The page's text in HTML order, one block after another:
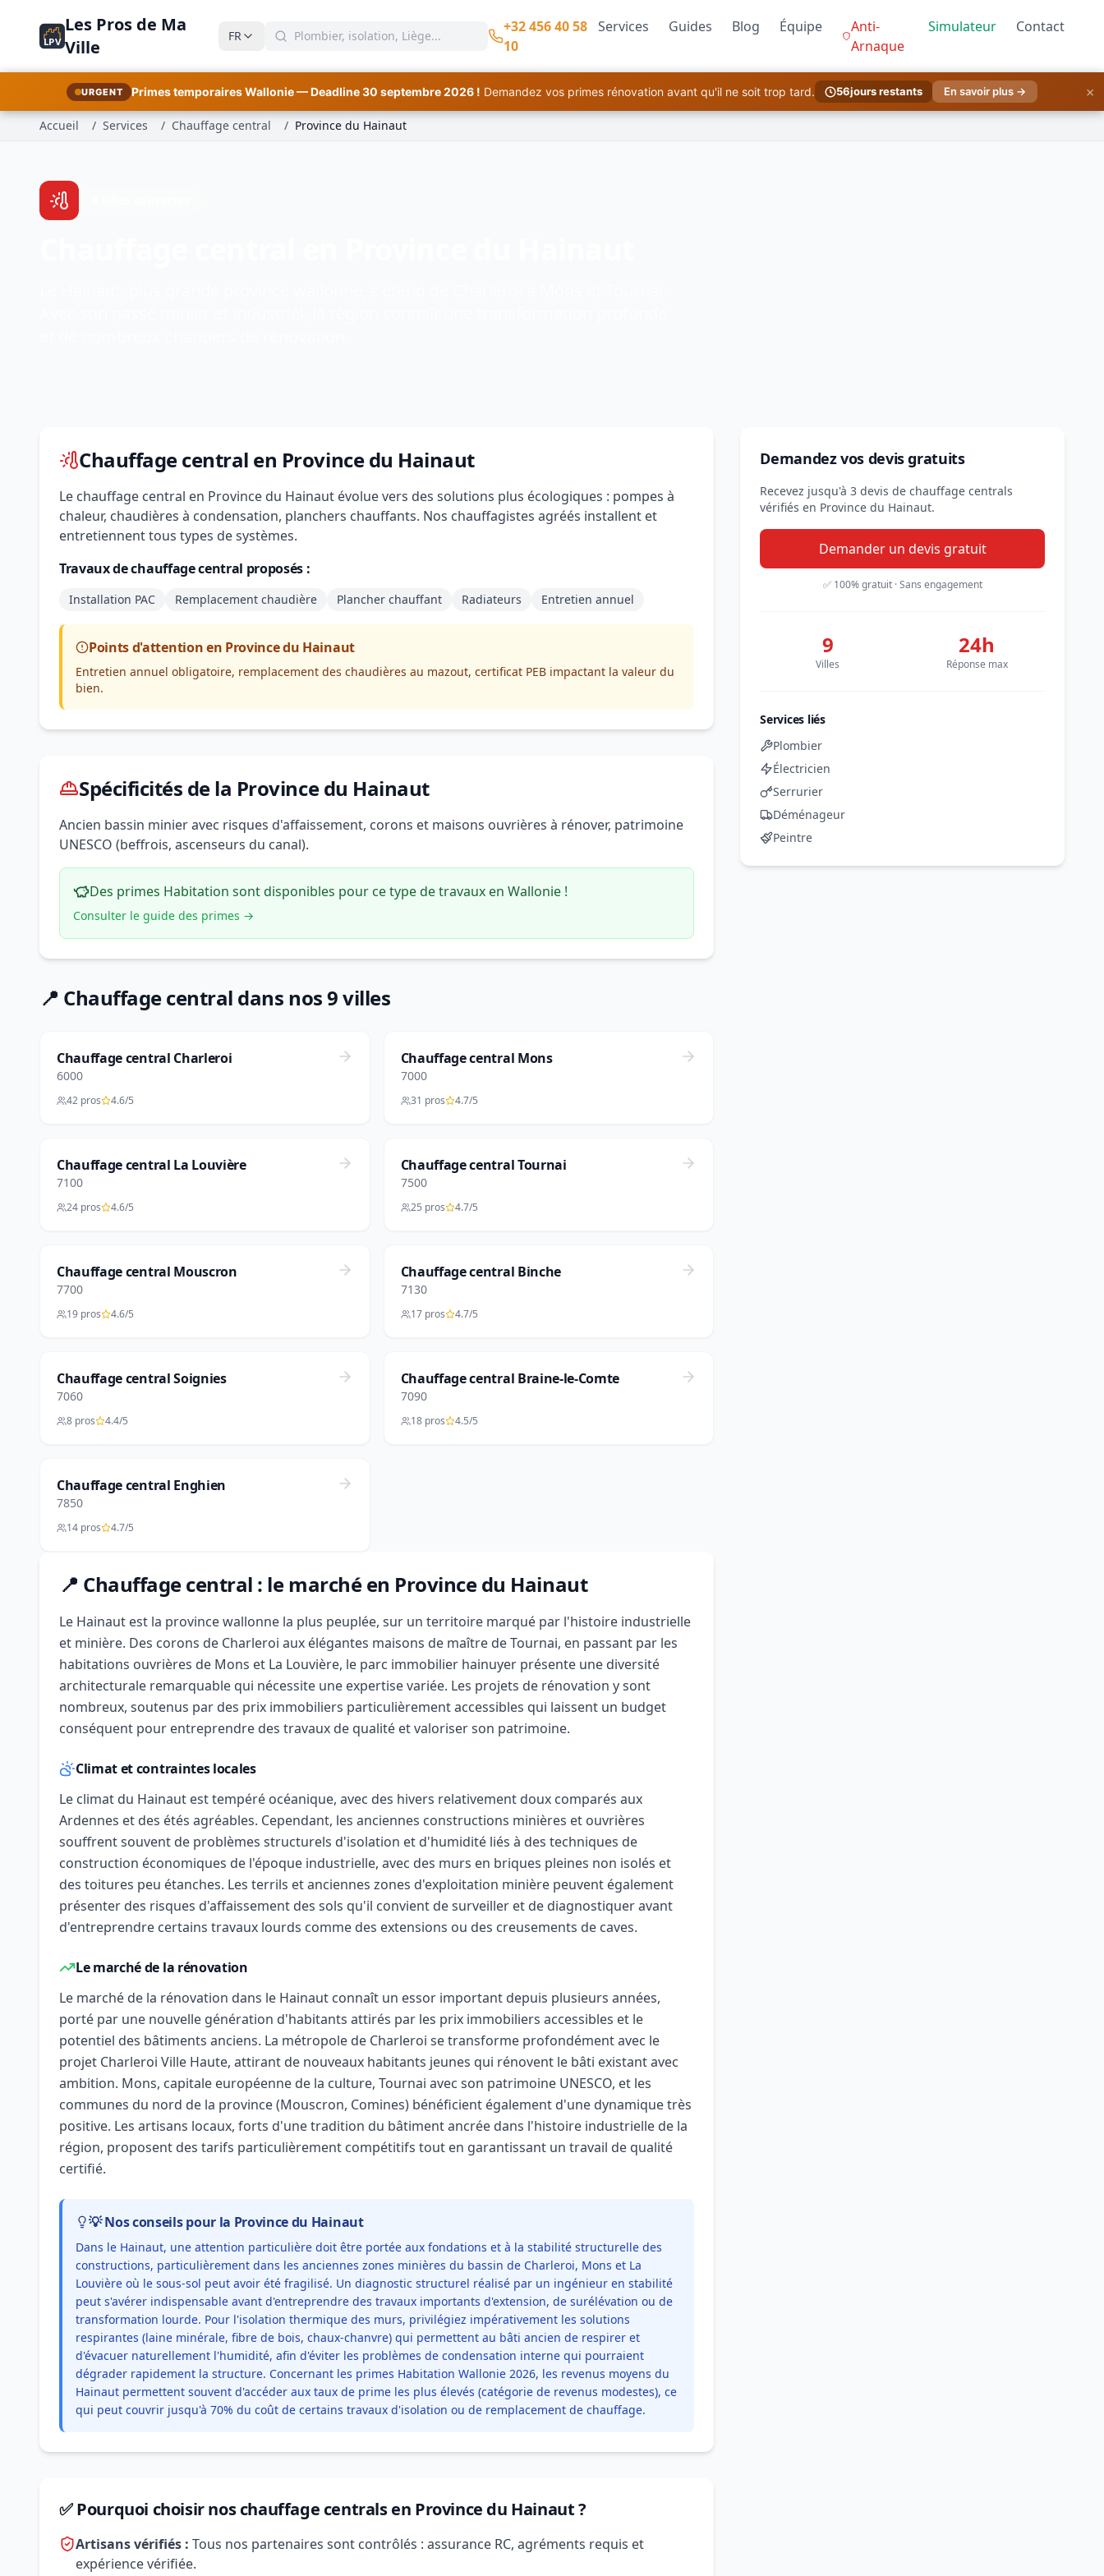
LPV
Les Pros de Ma
Ville
FR
+32 456 40 58
10
Services Guides Blog Équipe
Anti-
Arnaque
Simulateur Contact
URGENT Primes temporaires Wallonie — Deadline 30 septembre 2026 ! Demandez vos primes rénovation avant qu'il ne soit trop tard. 56jours restants En savoir plus → ×
Accueil / Services / Chauffage central / Province du Hainaut
Chauffage central en Province du Hainaut
Le chauffage central en Province du Hainaut évolue vers des solutions plus écologiques : pompes à
chaleur, chaudières à condensation, planchers chauffants. Nos chauffagistes agréés installent et
entretiennent tous types de systèmes.
Travaux de chauffage central proposés :
Installation PAC Remplacement chaudière Plancher chauffant Radiateurs Entretien annuel
Points d'attention en Province du Hainaut
Entretien annuel obligatoire, remplacement des chaudières au mazout, certificat PEB impactant la valeur du
bien.
Spécificités de la Province du Hainaut
Ancien bassin minier avec risques d'affaissement, corons et maisons ouvrières à rénover, patrimoine
UNESCO (beffrois, ascenseurs du canal).
Des primes Habitation sont disponibles pour ce type de travaux en Wallonie !
Consulter le guide des primes →
📍 Chauffage central dans nos 9 villes
Chauffage central Charleroi
6000
42 pros 4.6/5
Chauffage central Mons
7000
31 pros 4.7/5
Chauffage central La Louvière
7100
24 pros 4.6/5
Chauffage central Tournai
7500
25 pros 4.7/5
Chauffage central Mouscron
7700
19 pros 4.6/5
Chauffage central Binche
7130
17 pros 4.7/5
Chauffage central Soignies
7060
8 pros 4.4/5
Chauffage central Braine-le-Comte
7090
18 pros 4.5/5
Chauffage central Enghien
7850
14 pros 4.7/5
📍 Chauffage central : le marché en Province du Hainaut
Le Hainaut est la province wallonne la plus peuplée, sur un territoire marqué par l'histoire industrielle
et minière. Des corons de Charleroi aux élégantes maisons de maître de Tournai, en passant par les
habitations ouvrières de Mons et La Louvière, le parc immobilier hainuyer présente une diversité
architecturale remarquable qui nécessite une expertise variée. Les projets de rénovation y sont
nombreux, soutenus par des prix immobiliers particulièrement accessibles qui laissent un budget
conséquent pour entreprendre des travaux de qualité et valoriser son patrimoine.
Climat et contraintes locales
Le climat du Hainaut est tempéré océanique, avec des hivers relativement doux comparés aux
Ardennes et des étés agréables. Cependant, les anciennes constructions minières et ouvrières
souffrent souvent de problèmes structurels d'isolation et d'humidité liés à des techniques de
construction économiques de l'époque industrielle, avec des murs en briques pleines non isolés et
des toitures peu étanches. Les terrils et anciennes zones d'exploitation minière peuvent également
présenter des risques d'affaissement des sols qu'il convient de surveiller et de diagnostiquer avant
d'entreprendre certains travaux lourds comme des extensions ou des creusements de caves.
Le marché de la rénovation
Le marché de la rénovation dans le Hainaut connaît un essor important depuis plusieurs années,
porté par une nouvelle génération d'habitants attirés par les prix immobiliers accessibles et le
potentiel des bâtiments anciens. La métropole de Charleroi se transforme profondément avec le
projet Charleroi Ville Haute, attirant de nouveaux habitants jeunes qui rénovent le bâti existant avec
ambition. Mons, capitale européenne de la culture, Tournai avec son patrimoine UNESCO, et les
communes du nord de la province (Mouscron, Comines) bénéficient également d'une dynamique très
positive. Les artisans locaux, forts d'une tradition du bâtiment ancrée dans l'histoire industrielle de la
région, proposent des tarifs particulièrement compétitifs tout en garantissant un travail de qualité
certifié.
💡 Nos conseils pour la Province du Hainaut
Dans le Hainaut, une attention particulière doit être portée aux fondations et à la stabilité structurelle des
constructions, particulièrement dans les anciennes zones minières du bassin de Charleroi, Mons et La
Louvière où le sous-sol peut avoir été fragilisé. Un diagnostic structurel réalisé par un ingénieur en stabilité
peut s'avérer indispensable avant d'entreprendre des travaux importants d'extension, de surélévation ou de
transformation lourde. Pour l'isolation thermique des murs, privilégiez impérativement les solutions
respirantes (laine minérale, fibre de bois, chaux-chanvre) qui permettent au bâti ancien de respirer et
d'évacuer naturellement l'humidité, afin d'éviter les problèmes de condensation interne qui pourraient
dégrader rapidement la structure. Concernant les primes Habitation Wallonie 2026, les revenus moyens du
Hainaut permettent souvent d'accéder aux taux de prime les plus élevés (catégorie de revenus modestes), ce
qui peut couvrir jusqu'à 70% du coût de certains travaux d'isolation ou de remplacement de chauffage.
✅ Pourquoi choisir nos chauffage centrals en Province du Hainaut ?
Artisans vérifiés : Tous nos partenaires sont contrôlés : assurance RC, agréments requis et
expérience vérifiée.
Demandez vos devis gratuits
Recevez jusqu'à 3 devis de chauffage centrals
vérifiés en Province du Hainaut.
Demander un devis gratuit
✅ 100% gratuit · Sans engagement
9
Villes
24h
Réponse max
Services liés
Plombier
Électricien
Serrurier
Déménageur
Peintre